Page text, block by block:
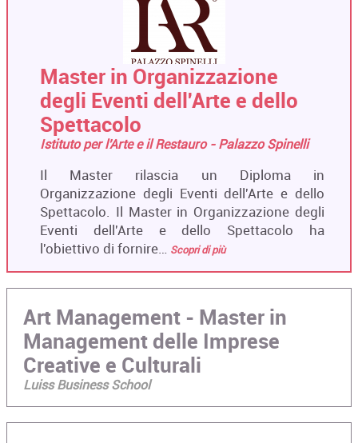
Master in Organizzazione
degli Eventi dell'Arte e dello
Spettacolo
Istituto per l'Arte e il Restauro - Palazzo Spinelli
Il Master rilascia un Diploma in
Organizzazione degli Eventi dell'Arte e dello
Spettacolo. Il Master in Organizzazione degli
Eventi dell'Arte e dello Spettacolo ha
l'obiettivo di fornire… Scopri di più
Art Management - Master in
Management delle Imprese
Creative e Culturali
Luiss Business School